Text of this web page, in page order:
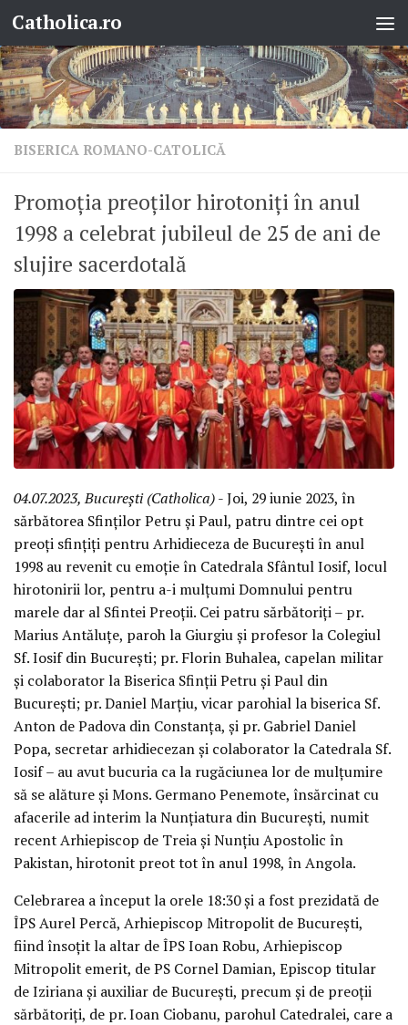
Skip to content
Catholica.ro
BISERICA ROMANO-CATOLICĂ
Promoția preoților hirotoniți în anul
1998 a celebrat jubileul de 25 de ani de
slujire sacerdotală
04.07.2023, București (Catholica)- Joi, 29 iunie 2023, în
sărbătorea Sfinților Petru și Paul, patru dintre cei opt
preoți sfințiți pentru Arhidieceza de București în anul
1998 au revenit cu emoție în Catedrala Sfântul Iosif, locul
hirotonirii lor, pentru a-i mulțumi Domnului pentru
marele dar al Sfintei Preoții. Cei patru sărbătoriți – pr.
Marius Antăluțe, paroh la Giurgiu și profesor la Colegiul
Sf. Iosif din București; pr. Florin Buhalea, capelan militar
și colaborator la Biserica Sfinții Petru și Paul din
București; pr. Daniel Marțiu, vicar parohial la biserica Sf.
Anton de Padova din Constanța, și pr. Gabriel Daniel
Popa, secretar arhidiecezan și colaborator la Catedrala Sf.
Iosif – au avut bucuria ca la rugăciunea lor de mulțumire
să se alăture și Mons. Germano Penemote, însărcinat cu
afacerile ad interim la Nunțiatura din București, numit
recent Arhiepiscop de Treia și Nunțiu Apostolic în
Pakistan, hirotonit preot tot în anul 1998, în Angola.
Celebrarea a început la orele 18:30 și a fost prezidată de
ÎPS Aurel Percă, Arhiepiscop Mitropolit de București,
fiind însoțit la altar de ÎPS Ioan Robu, Arhiepiscop
Mitropolit emerit, de PS Cornel Damian, Episcop titular
de Iziriana și auxiliar de București, precum și de preoții
sărbătoriți, de pr. Ioan Ciobanu, parohul Catedralei, care a